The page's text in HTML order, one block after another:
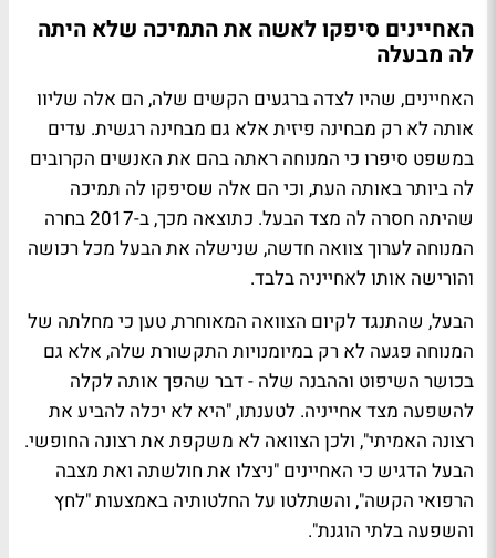
האחיינים סיפקו לאשה את התמיכה שלא היתה
לה מבעלה
האחיינים, שהיו לצדה ברגעים הקשים שלה, הם אלה שליוו
אותה לא רק מבחינה פיזית אלא גם מבחינה רגשית. עדים
במשפט סיפרו כי המנוחה ראתה בהם את האנשים הקרובים
לה ביותר באותה העת, וכי הם אלה שסיפקו לה תמיכה
שהיתה חסרה לה מצד הבעל. כתוצאה מכך, ב-2017 בחרה
המנוחה לערוך צוואה חדשה, שנישלה את הבעל מכל רכושה
והורישה אותו לאחייניה בלבד.
הבעל, שהתנגד לקיום הצוואה המאוחרת, טען כי מחלתה של
המנוחה פגעה לא רק במיומנויות התקשורת שלה, אלא גם
בכושר השיפוט וההבנה שלה - דבר שהפך אותה לקלה
להשפעה מצד אחייניה. לטענתו, "היא לא יכלה להביע את
רצונה האמיתי", ולכן הצוואה לא משקפת את רצונה החופשי.
הבעל הדגיש כי האחיינים "ניצלו את חולשתה ואת מצבה
הרפואי הקשה", והשתלטו על החלטותיה באמצעות "לחץ
והשפעה בלתי הוגנת".